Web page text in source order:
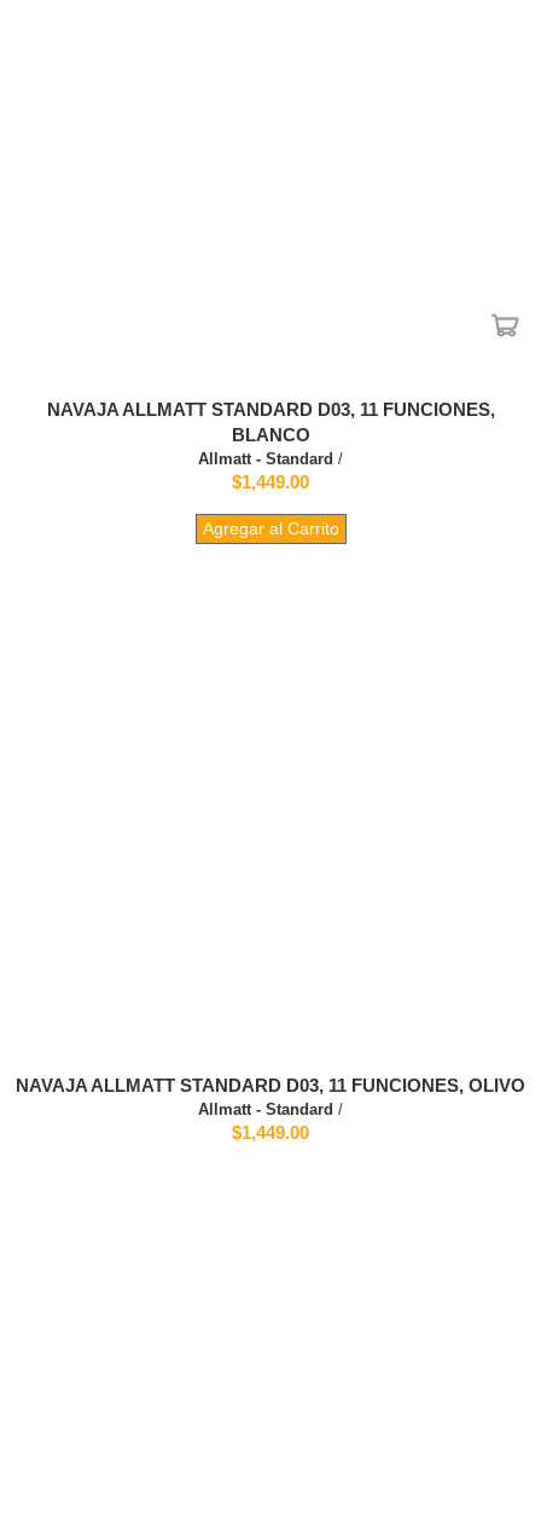
NAVAJA ALLMATT STANDARD D03, 11 FUNCIONES,
BLANCO
Allmatt - Standard /
$1,449.00
Agregar al Carrito
NAVAJA ALLMATT STANDARD D03, 11 FUNCIONES, OLIVO
Allmatt - Standard /
$1,449.00